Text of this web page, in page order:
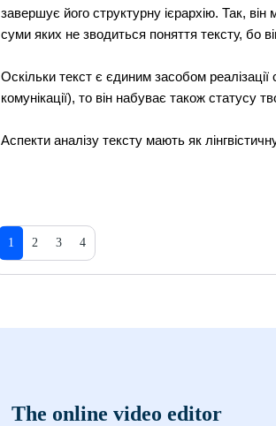
завершує його структурну ієрархію. Так,
суми яких не зводиться поняття тексту, бо
Оскільки текст є єдиним засобом
комунікації), то він набуває також статусу
Аспекти аналізу тексту мають як
1 2 3 4
The online video editor